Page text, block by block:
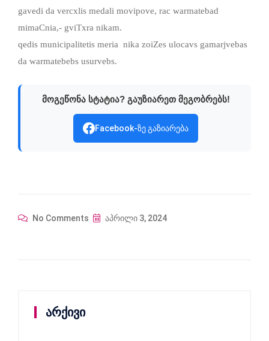
gavedi da vercxlis medali movipove, rac warmatebad
mimaCnia,- gviTxra nikam.
qedis municipalitetis meria nika zoiZes ulocavs gamarjvebas
da warmatebebs usurvebs.
მოგეწონა სტატია? გაუზიარეთ მეგობრებს!
Facebook-ზე გაზიარება
No Comments აპრილი 3, 2024
არქივი